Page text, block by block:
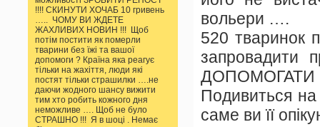
!!!! СКИНУТИ ХОЧАБ 10 гривень
….. ЧОМУ ВИ ЖДЕТЕ
ЖАХЛИВИХ НОВИН !!! Щоб
потім постити як померли
тварини без їжі та вашої
допомоги ? Країна яка реагує
тільки на жахіття, люди які
постят тільки страшилки ….не
даючи жодного шансу вижити
тим хто робить кожного дня
неможливе …. Щоб не було
СТРАШНО !!! Я в шоці . Немає
вольери ….
520 тваринок
запровадити
ДОПОМОГАТИ
Подивиться
саме ви її